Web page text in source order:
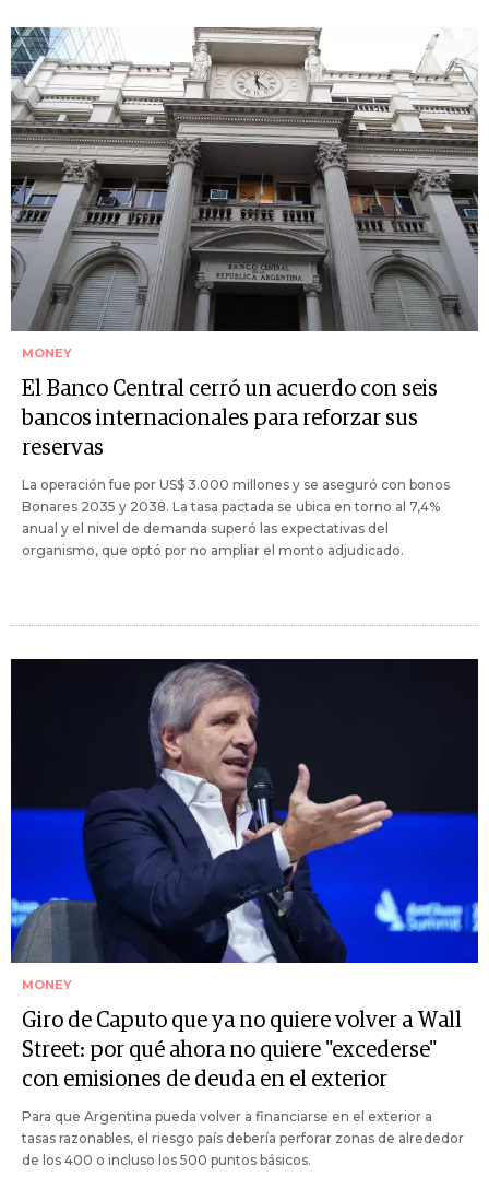
MONEY
El Banco Central cerró un acuerdo con seis
bancos internacionales para reforzar sus
reservas
La operación fue por US$ 3.000 millones y se aseguró con bonos
Bonares 2035 y 2038. La tasa pactada se ubica en torno al 7,4%
anual y el nivel de demanda superó las expectativas del
organismo, que optó por no ampliar el monto adjudicado.
MONEY
Giro de Caputo que ya no quiere volver a Wall
Street: por qué ahora no quiere "excederse"
con emisiones de deuda en el exterior
Para que Argentina pueda volver a financiarse en el exterior a
tasas razonables, el riesgo país debería perforar zonas de alrededor
de los 400 o incluso los 500 puntos básicos.